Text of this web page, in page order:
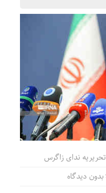
تحریریه ندای زاگرس
بدون دیدگاه